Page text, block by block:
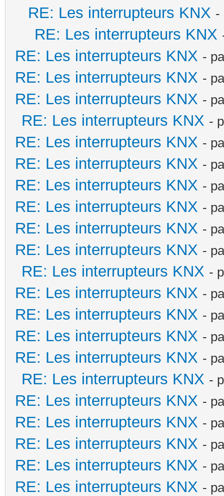
RE: Les interrupteurs KNX -
RE: Les interrupteurs KNX
RE: Les interrupteurs KNX -
RE: Les interrupteurs KNX -
RE: Les interrupteurs KNX -
RE: Les interrupteurs KNX -
RE: Les interrupteurs KNX -
RE: Les interrupteurs KNX -
RE: Les interrupteurs KNX -
RE: Les interrupteurs KNX -
RE: Les interrupteurs KNX -
RE: Les interrupteurs KNX -
RE: Les interrupteurs KNX -
RE: Les interrupteurs KNX -
RE: Les interrupteurs KNX -
RE: Les interrupteurs KNX -
RE: Les interrupteurs KNX -
RE: Les interrupteurs KNX -
RE: Les interrupteurs KNX -
RE: Les interrupteurs KNX -
RE: Les interrupteurs KNX -
RE: Les interrupteurs KNX -
RE: Les interrupteurs KNX -